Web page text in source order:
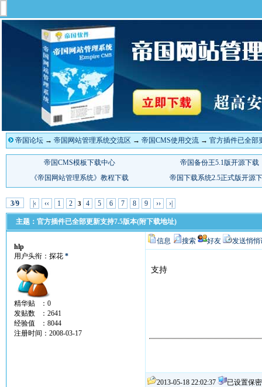
帝国论坛 → 帝国网站管理系统交流区 → 帝国CMS使用交流 → 官方插件已全部
3/9 |‹ ‹‹ 1 2 3 4 5 6 7 8 9 ›› ›|
主题：官方插件已全部更新支持7.5版本(附下载地址)
hlp
用户头衔：探花 *
精华贴 ：0
发贴数 ：2641
经验值 ：8044
注册时间：2008-03-17
信息 搜索 好友 发送悄悄
支持
2013-05-18 22:02:37 已设置保密